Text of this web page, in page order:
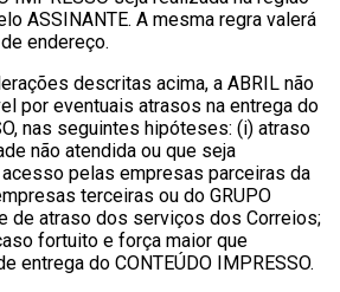
ASSINANTE. A mesma regra valerá
endereço.
descritas acima, a ABRIL não
por eventuais atrasos na entrega do
nas seguintes hipóteses: (i) atraso
não atendida ou que seja
pelas empresas parceiras da
terceiras ou do GRUPO
de atraso dos serviços dos Correios;
fortuito e força maior que
entrega do CONTEÚDO IMPRESSO.